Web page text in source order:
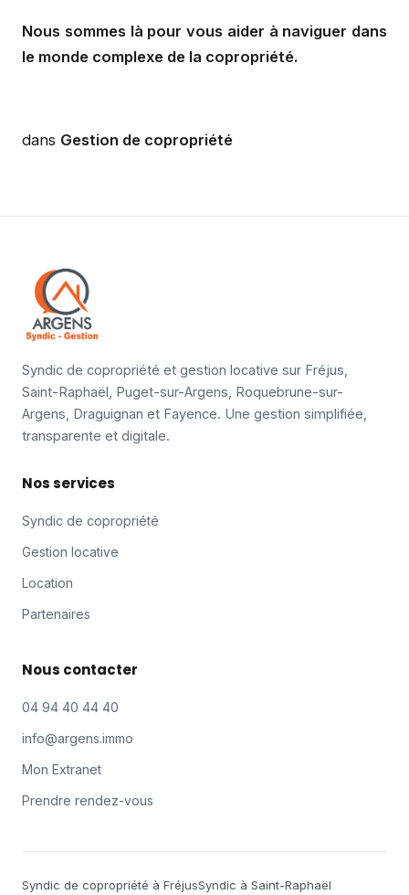
Nous sommes là pour vous aider à naviguer dans
le monde complexe de la copropriété.
dans Gestion de copropriété
Syndic de copropriété et gestion locative sur Fréjus,
Saint-Raphaël, Puget-sur-Argens, Roquebrune-sur-
Argens, Draguignan et Fayence. Une gestion simplifiée,
transparente et digitale.
Nos services
Syndic de copropriété
Gestion locative
Location
Partenaires
Nous contacter
04 94 40 44 40
info@argens.immo
Mon Extranet
Prendre rendez-vous
Syndic de copropriété à FréjusSyndic à Saint-Raphaël